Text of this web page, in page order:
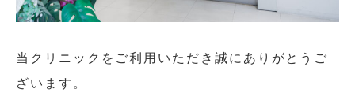
当クリニックをご利用いただき誠にありがとうご
ざいます。